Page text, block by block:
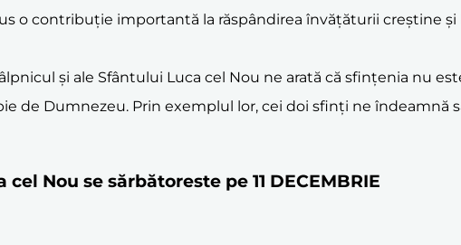
o contribuție importantă la răspândirea învățăturii creștine
și ale Sfântului Luca cel Nou ne arată că sfințenia nu
de Dumnezeu. Prin exemplul lor, cei doi sfinți ne
Nou se sărbătoreste pe 11 DECEMBRIE